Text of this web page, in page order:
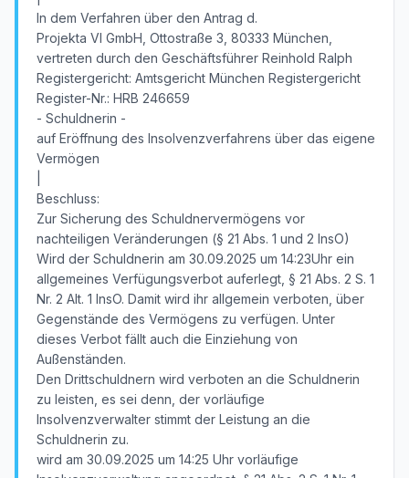
In dem Verfahren über den Antrag d.
Projekta VI GmbH, Ottostraße 3, 80333 München,
vertreten durch den Geschäftsführer Reinhold Ralph
Registergericht: Amtsgericht München Registergericht
Register-Nr.: HRB 246659
- Schuldnerin -
auf Eröffnung des Insolvenzverfahrens über das eigene
Vermögen
Beschluss:
Zur Sicherung des Schuldnervermögens vor
nachteiligen Veränderungen (§ 21 Abs. 1 und 2 InsO)
Wird der Schuldnerin am 30.09.2025 um 14:23Uhr ein
allgemeines Verfügungsverbot auferlegt, § 21 Abs. 2 S. 1
Nr. 2 Alt. 1 InsO. Damit wird ihr allgemein verboten, über
Gegenstände des Vermögens zu verfügen. Unter
dieses Verbot fällt auch die Einziehung von
Außenständen.
Den Drittschuldnern wird verboten an die Schuldnerin
zu leisten, es sei denn, der vorläufige
Insolvenzverwalter stimmt der Leistung an die
Schuldnerin zu.
wird am 30.09.2025 um 14:25 Uhr vorläufige